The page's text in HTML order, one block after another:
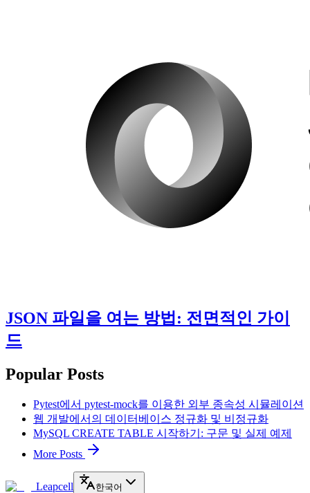
JSON 파일을 여는 방법: 전면적인 가이
드
Popular Posts
Pytest에서 pytest-mock를 이용한 외부 종속성 시뮬레이션
웹 개발에서의 데이터베이스 정규화 및 비정규화
MySQL CREATE TABLE 시작하기: 구문 및 실제 예제
More Posts
Leapcell 한국어